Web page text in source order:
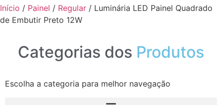
Início / Painel / Regular / Luminária LED Painel Quadrado
de Embutir Preto 12W
Categorias dos Produtos
Escolha a categoria para melhor navegação